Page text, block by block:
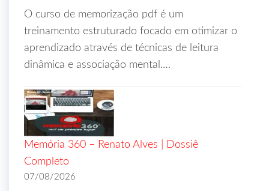
O curso de memorização pdf é um
treinamento estruturado focado em otimizar o
aprendizado através de técnicas de leitura
dinâmica e associação mental.…
Memória 360 – Renato Alves | Dossiê
Completo
07/08/2026